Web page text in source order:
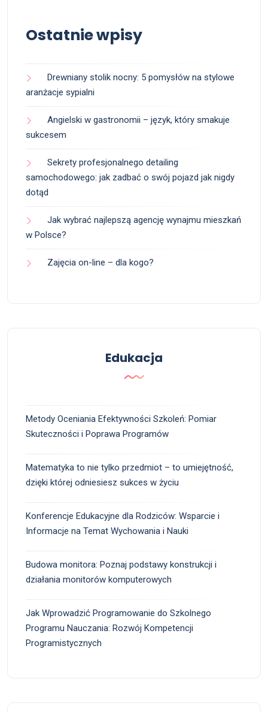
Ostatnie wpisy
Drewniany stolik nocny: 5 pomysłów na stylowe
aranżacje sypialni
Angielski w gastronomii – język, który smakuje
sukcesem
Sekrety profesjonalnego detailing
samochodowego: jak zadbać o swój pojazd jak nigdy
dotąd
Jak wybrać najlepszą agencję wynajmu mieszkań
w Polsce?
Zajęcia on-line – dla kogo?
Edukacja
Metody Oceniania Efektywności Szkoleń: Pomiar
Skuteczności i Poprawa Programów
Matematyka to nie tylko przedmiot – to umiejętność,
dzięki której odniesiesz sukces w życiu
Konferencje Edukacyjne dla Rodziców: Wsparcie i
Informacje na Temat Wychowania i Nauki
Budowa monitora: Poznaj podstawy konstrukcji i
działania monitorów komputerowych
Jak Wprowadzić Programowanie do Szkolnego
Programu Nauczania: Rozwój Kompetencji
Programistycznych